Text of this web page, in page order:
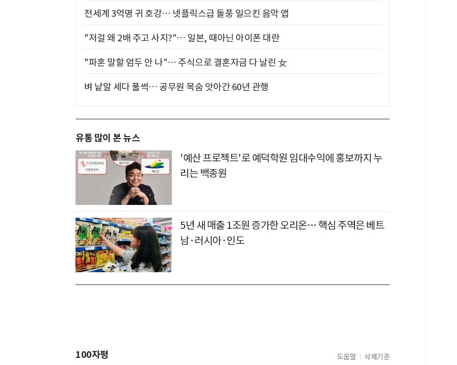
전세계 3억명 귀 호강… 넷플릭스급 돌풍 일으킨 음악 앱
"저걸 왜 2배 주고 사지?"… 일본, 때아닌 아이폰 대란
"파혼 말할 엄두 안 나"… 주식으로 결혼자금 다 날린 女
벼 낱알 세다 풀썩… 공무원 목숨 앗아간 60년 관행
유통 많이 본 뉴스
'예산 프로젝트'로 예덕학원 임대수익에 홍보까지 누
리는 백종원
5년 새 매출 1조원 증가한 오리온… 핵심 주역은 베트
남·러시아·인도
100자평 도움말 삭제기준